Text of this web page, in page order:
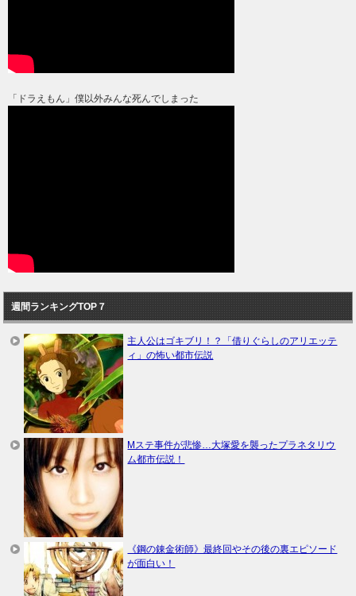
「ドラえもん」僕以外みんな死んでしまった
週間ランキングTOP７
主人公はゴキブリ！？「借りぐらしのアリエッテ
ィ」の怖い都市伝説
Mステ事件が悲惨…大塚愛を襲ったプラネタリウ
ム都市伝説！
《鋼の錬金術師》最終回やその後の裏エピソード
が面白い！